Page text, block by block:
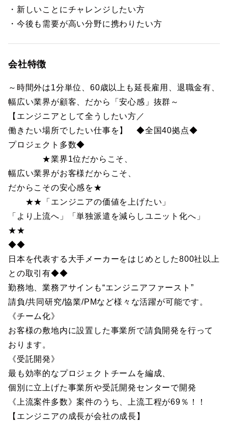
・新しいことにチャレンジしたい方
・今後も需要が高い分野に携わりたい方
会社特徴
～時間外は1分単位、60歳以上も延長雇用、退職金有、
幅広い業界が顧客、だから「安心感」抜群～
【エンジニアとして全うしたい方／
働きたい場所でしたい仕事を】 ◆全国40拠点◆
プロジェクト多数◆
★業界1位だからこそ、
幅広い業界がお客様だからこそ、
だからこその安心感を★
★★「エンジニアの価値を上げたい」
「より上流へ」「単独派遣を減らしユニット化へ」
★★
◆◆
日本を代表する大手メーカーをはじめとした800社以上
との取引有◆◆
勤務地、業務アサインも“エンジニアファースト”
請負/共同研究/協業/PMなど様々な活躍が可能です。
《チーム化》
お客様の敷地内に設置した事業所で請負開発を行って
おります。
《受託開発》
最も効率的なプロジェクトチームを編成、
個別に立上げた事業所や受託開発センターで開発
《上流案件多数》案件のうち、上流工程が69％！！
【エンジニアの成長が会社の成長】